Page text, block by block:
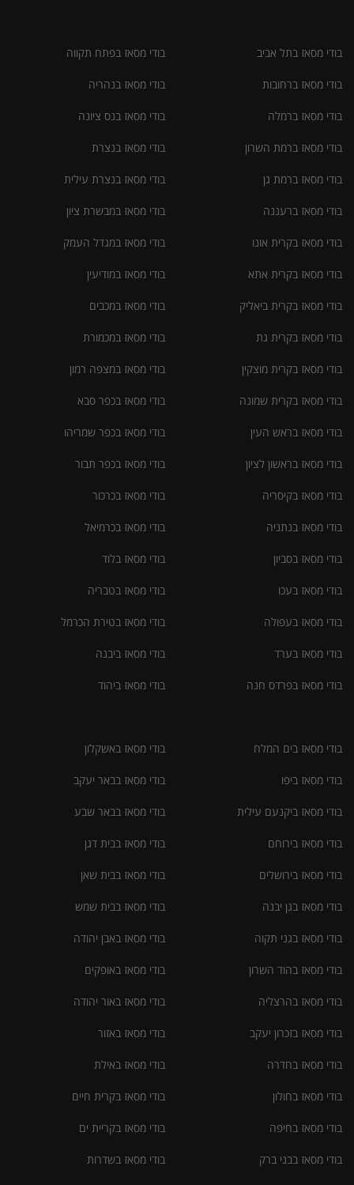
בודי מסאז בתל אביב
בודי מסאז ברחובות
בודי מסאז ברמלה
בודי מסאז ברמת השרון
בודי מסאז ברמת גן
בודי מסאז ברעננה
בודי מסאז בקרית אונו
בודי מסאז בקרית אתא
בודי מסאז בקרית ביאליק
בודי מסאז בקרית גת
בודי מסאז בקרית מוצקין
בודי מסאז בקרית שמונה
בודי מסאז בראש העין
בודי מסאז בראשון לציון
בודי מסאז בקיסריה
בודי מסאז בנתניה
בודי מסאז בסביון
בודי מסאז בעכו
בודי מסאז בעפולה
בודי מסאז בערד
בודי מסאז בפרדס חנה
בודי מסאז בפתח תקווה
בודי מסאז בנהריה
בודי מסאז בנס ציונה
בודי מסאז בנצרת
בודי מסאז בנצרת עילית
בודי מסאז במבשרת ציון
בודי מסאז במגדל העמק
בודי מסאז במודיעין
בודי מסאז במכבים
בודי מסאז במכמורת
בודי מסאז במצפה רמון
בודי מסאז בכפר סבא
בודי מסאז בכפר שמריהו
בודי מסאז בכפר תבור
בודי מסאז בכרכור
בודי מסאז בכרמיאל
בודי מסאז בלוד
בודי מסאז בטבריה
בודי מסאז בטירת הכרמל
בודי מסאז ביבנה
בודי מסאז ביהוד
בודי מסאז בים המלח
בודי מסאז ביפו
בודי מסאז ביקנעם עילית
בודי מסאז בירוחם
בודי מסאז בירושלים
בודי מסאז בגן יבנה
בודי מסאז בגני תקוה
בודי מסאז בהוד השרון
בודי מסאז בהרצליה
בודי מסאז בזכרון יעקב
בודי מסאז בחדרה
בודי מסאז בחולון
בודי מסאז בחיפה
בודי מסאז בבני ברק
בודי מסאז באשקלון
בודי מסאז בבאר יעקב
בודי מסאז בבאר שבע
בודי מסאז בבית דגן
בודי מסאז בבית שאן
בודי מסאז בבית שמש
בודי מסאז באבן יהודה
בודי מסאז באופקים
בודי מסאז באור יהודה
בודי מסאז באזור
בודי מסאז באילת
בודי מסאז בקרית חיים
בודי מסאז בקריית ים
בודי מסאז בשדרות